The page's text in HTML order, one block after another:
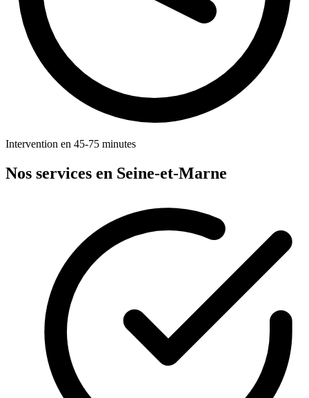
Intervention en 45-75 minutes
Nos services en Seine-et-Marne